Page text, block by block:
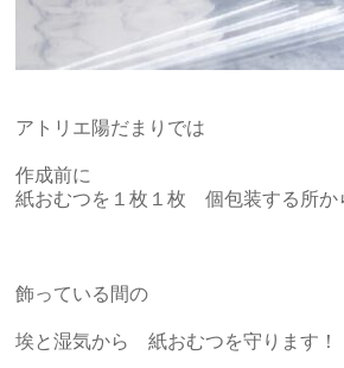
アトリエ陽だまりでは
作成前に
紙おむつを１枚１枚 個包装する所か
飾っている間の
埃と湿気から 紙おむつを守ります！